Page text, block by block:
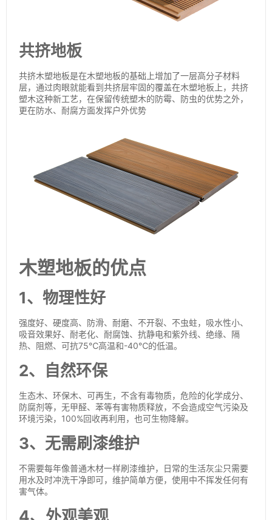
共挤地板
共挤木塑地板是在木塑地板的基础上增加了一层高分子材料
层，通过肉眼就能看到共挤层牢固的覆盖在木塑地板上，共挤
塑木这种新工艺，在保留传统塑木的防霉、防虫的优势之外，
更在防水、耐腐方面发挥户外优势
木塑地板的优点
1、物理性好
强度好、硬度高、防滑、耐磨、不开裂、不虫蛀，吸水性小、
吸音效果好、耐老化、耐腐蚀、抗静电和紫外线、绝缘、隔
热、阻燃、可抗75℃高温和-40℃的低温。
2、自然环保
生态木、环保木、可再生，不含有毒物质，危险的化学成分、
防腐剂等，无甲醛、苯等有害物质释放，不会造成空气污染及
环境污染，100%回收再利用，也可生物降解。
3、无需刷漆维护
不需要每年像普通木材一样刷漆维护，日常的生活灰尘只需要
用水及时冲洗干净即可，维护简单方便，使用中不挥发任何有
害气体。
4、外观美观